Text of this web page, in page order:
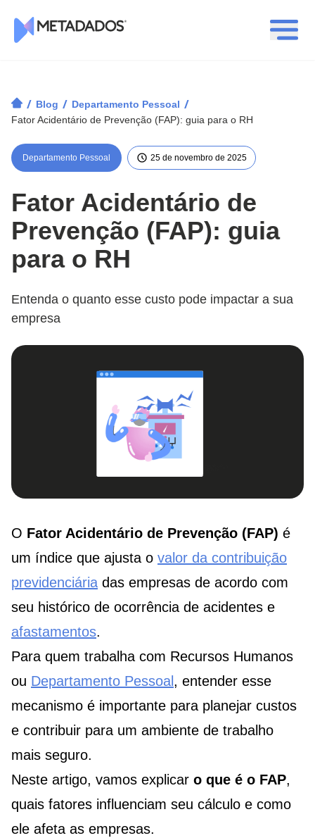
/ Blog / Departamento Pessoal /
Fator Acidentário de Prevenção (FAP): guia para o RH
Departamento Pessoal 25 de novembro de 2025
Fator Acidentário de
Prevenção (FAP): guia
para o RH
Entenda o quanto esse custo pode impactar a sua
empresa
O Fator Acidentário de Prevenção (FAP) é
um índice que ajusta o valor da contribuição
previdenciária das empresas de acordo com
seu histórico de ocorrência de acidentes e
afastamentos.
Para quem trabalha com Recursos Humanos
ou Departamento Pessoal , entender esse
mecanismo é importante para planejar custos
e contribuir para um ambiente de trabalho
mais seguro.
Neste artigo, vamos explicar o que é o FAP,
quais fatores influenciam seu cálculo e como
ele afeta as empresas.